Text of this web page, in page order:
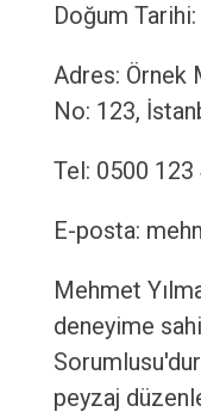
Doğum
Adres: Örnek
No: 123,
Tel: 0500 123
E-posta:
Mehmet
deneyime
peyzaj